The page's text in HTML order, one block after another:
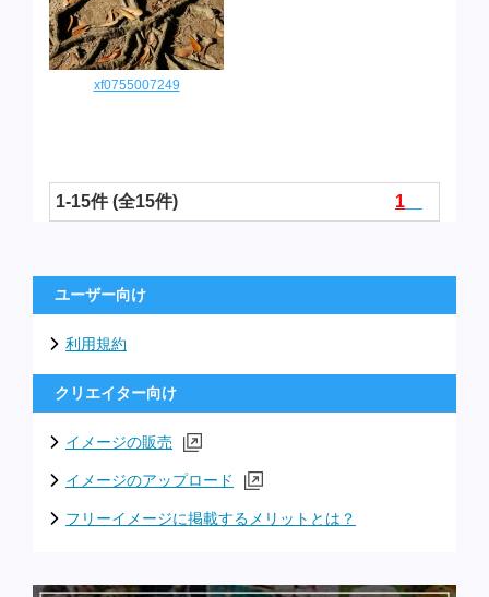
xf0755007249
1-15件 (全15件) 1
ユーザー向け
利用規約
クリエイター向け
イメージの販売
イメージのアップロード
フリーイメージに掲載するメリットとは？